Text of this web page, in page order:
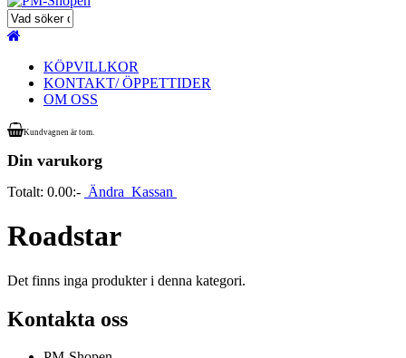
KÖPVILLKOR
KONTAKT/ ÖPPETTIDER
OM OSS
Kundvagnen är tom.
Din varukorg
Totalt: 0.00:- Ändra Kassan
Roadstar
Det finns inga produkter i denna kategori.
Kontakta oss